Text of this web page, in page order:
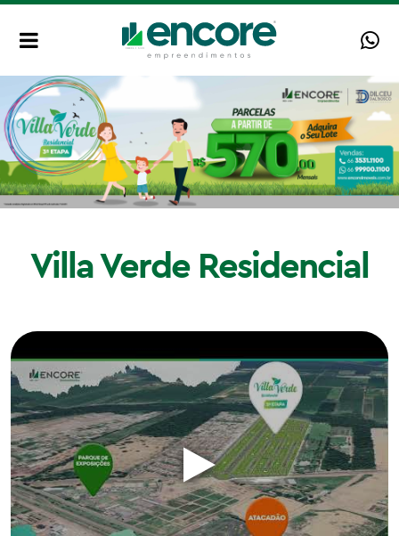
Villa Verde Residencial